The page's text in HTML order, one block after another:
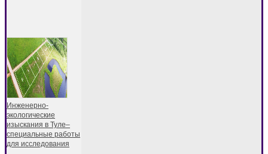
Инженерно-
экологические
изыскания в Туле–
специальные работы
для исследования